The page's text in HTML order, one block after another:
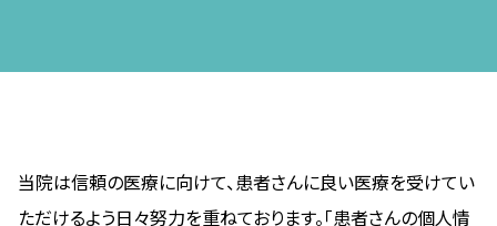
当院は信頼の医療に向けて、患者さんに良い医療を受けてい
ただけるよう日々努力を重ねております。「患者さんの個人情